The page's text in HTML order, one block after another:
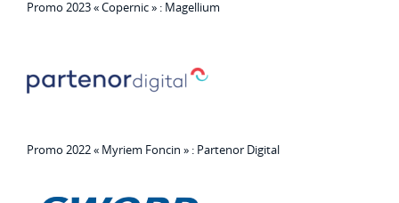
Promo 2023 « Copernic » : Magellium
Promo 2022 « Myriem Foncin » : Partenor Digital